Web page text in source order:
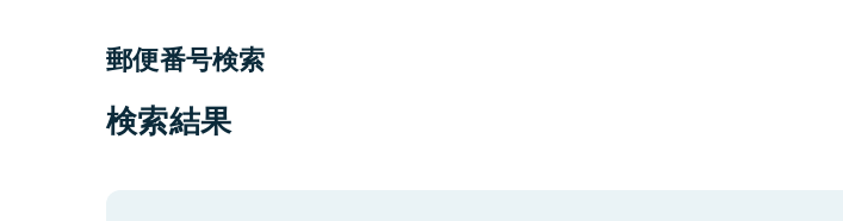
郵便番号検索
検索結果